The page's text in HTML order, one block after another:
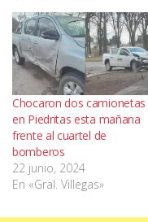
Chocaron dos camionetas
en Piedritas esta mañana
frente al cuartel de
bomberos
22 junio, 2024
En «Gral. Villegas»